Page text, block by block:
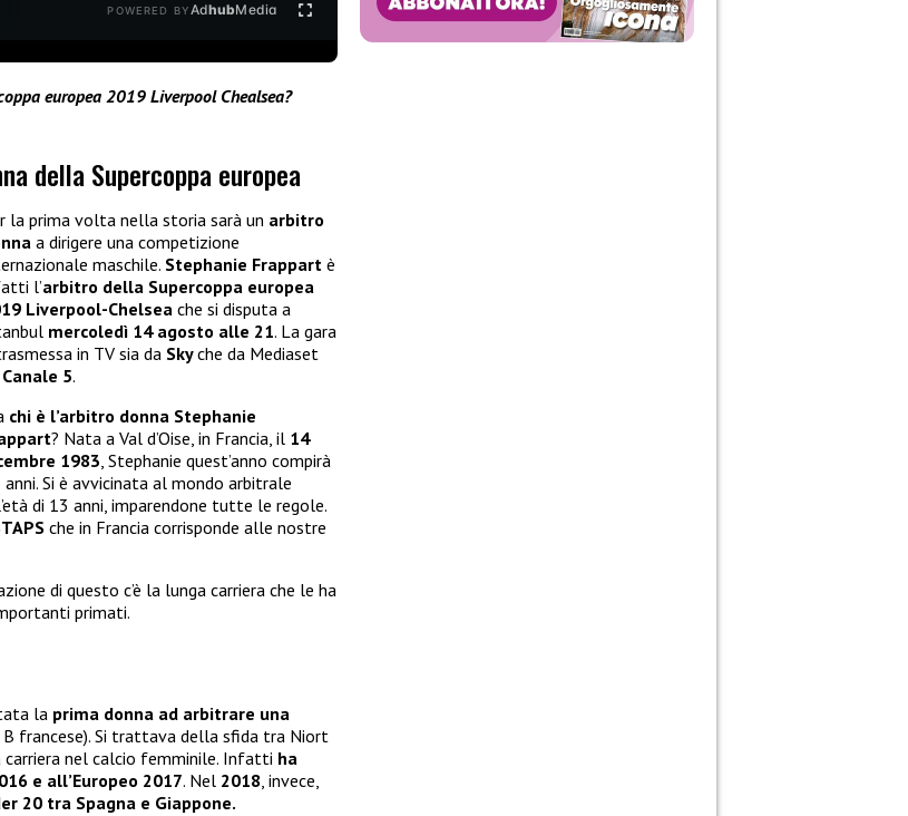
POWERED BYAdhubMedia
europea 2019 Liverpool Chealsea?
della Supercoppa europea
la prima volta nella storia sarà un arbitro
a dirigere una competizione
maschile. Stephanie Frappart è
l’arbitro della Supercoppa europea
Liverpool-Chelsea che si disputa a
mercoledì 14 agosto alle 21. La gara
in TV sia da Skyche da Mediaset
Canale 5.
chi è l’arbitro donna Stephanie
? Nata a Val d’Oise, in Francia, il 14
1983, Stephanie quest’anno compirà
anni. Si è avvicinata al mondo arbitrale
di 13 anni, imparendone tutte le regole.
che in Francia corrisponde alle nostre
di questo c’è la lunga carriera che le ha
primati.
la prima donna ad arbitrare una
B francese). Si trattava della sfida tra Niort
nel calcio femminile. Infatti ha
e all’Europeo 2017. Nel 2018, invece,
20 tra Spagna e Giappone.